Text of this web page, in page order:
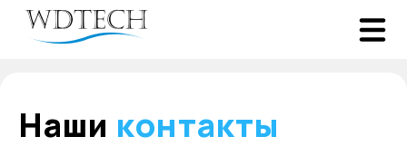
Наши контакты